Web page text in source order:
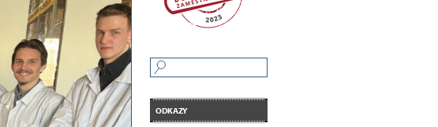
ODKAZY